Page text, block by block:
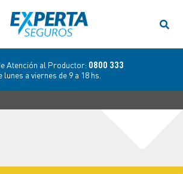
Atención al Productor: 0800 333
lunes a viernes de 9 a 18 hs.